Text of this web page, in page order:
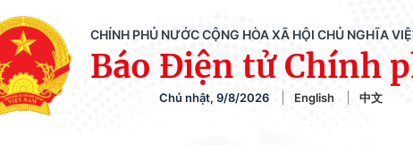
CHÍNH PHỦ NƯỚC CỘNG HÒA XÃ HỘI CHỦ NGHĨA
Báo Điện tử Chính
Chủ nhật, 9/8/2026 English 中文
Chiến dịch 500 ngày đêm tìm kiếm, quy tập và xác định danh tính hài cốt liệt sĩ